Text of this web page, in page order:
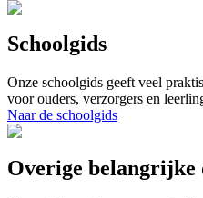
Schoolgids
Onze schoolgids geeft veel
voor ouders, verzorgers en
Naar de schoolgids
Overige belangrijke